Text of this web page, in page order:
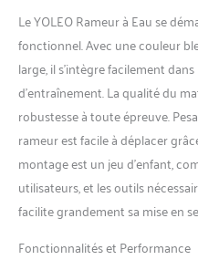
Le YOLEO Rameur à Eau se
fonctionnel. Avec une couleur
large, il s’intègre facilement
d’entraînement. La qualité du
robustesse à toute épreuve.
rameur est facile à déplacer
montage est un jeu d’enfant,
utilisateurs, et les outils
facilite grandement sa mise en
Fonctionnalités et Performance